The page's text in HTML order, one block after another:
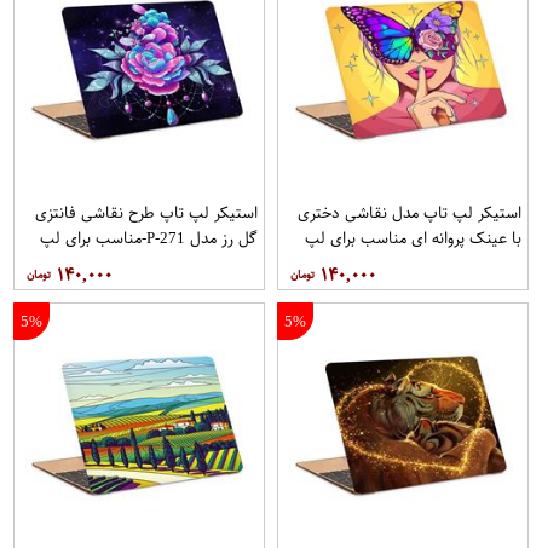
استیکر لپ تاپ مدل نقاشی دختری
با عینک پروانه ای مناسب برای لپ
۱۴۰,۰۰۰
استیکر لپ تاپ طرح نقاشی فانتزی
گل رز مدل P-271-مناسب برای لپ
۱۴۰,۰۰۰
5%
5%